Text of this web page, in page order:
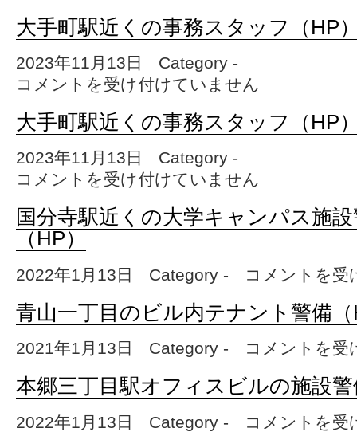
大手町駅近くの事務スタッフ（HP
2023年11月13日 Category -
大手町駅近くの事務スタッフ（HP） は
コメントを受け付けていません
大手町駅近くの事務スタッフ（HP
2023年11月13日 Category -
大手町駅近くの事務スタッフ（HP） は
コメントを受け付けていません
国分寺駅近くの大学キャンパス施
（HP）
2022年1月13日 Category - 国分寺駅近くの大学
コメントを受
青山一丁目のビル内テナント警備
2021年1月13日 Category - 青山一丁目のビル内
コメントを受
本郷三丁目駅オフィスビルの施設
2022年1月13日 Category - 本郷三丁目駅オフィ
コメントを受